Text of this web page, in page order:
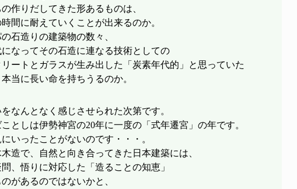
作りだしてきた形あるものは、
間に耐えていくことが出来るのか。
石造りの建築物の数々、
になってその石造に連なる技術としての
ートとガラスが生み出した「炭素年代的」と思っていた
当に長い命を持ちうるのか。
なんとなく感じさせられた次第です。
としは伊勢神宮の20年に一度の「式年遷宮」の年です。
いったことがないのです・・・。
造で、自然と向き合ってきた日本建築には、
、悟りに対応した「造ることの知恵」
があるのではないかと、